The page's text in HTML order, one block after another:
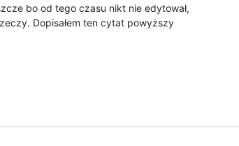
bo od tego czasu nikt nie edytował,
Dopisałem ten cytat powyższy